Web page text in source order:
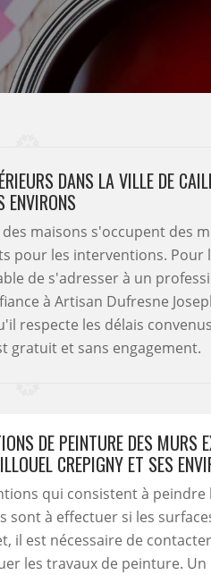
DANS LA VILLE DE
ENVIRONS
maisons s'occupent des
pour les interventions. Pour
de s'adresser à un
à Artisan Dufresne
respecte les délais
gratuit et sans engagement.
DE PEINTURE DES MURS
CREPIGNY ET SES
qui consistent à
sont à effectuer si les
il est nécessaire de
les travaux de peinture.